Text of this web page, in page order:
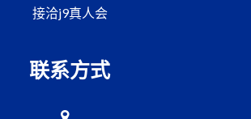
接洽j9真人会
联系方式